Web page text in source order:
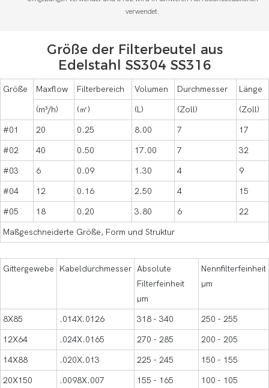
verwendet.
Größe der Filterbeutel aus
Edelstahl SS304 SS316
Größe Maxflow Filterbereich Volumen Durchmesser
Länge
(m³/h)
(㎡) (L) (Zoll)
(Zoll)
#01
20 0.25 8.00 7
17
#02
40 0.50 17.00 7
32
#03
6 0.09 1.30 4
9
#04
12 0.16 2.50 4
15
#05
18 0.20 3.80 6
22
Maßgeschneiderte Größe, Form und Struktur
Gittergewebe Kabeldurchmesser Absolute
Filterfeinheit
μm
Nennfilterfeinheit
μm
8X85 .014X.0126 318 - 340
250 - 255
12X64
.024X.0165 270 - 285
200 - 205
14X88
.020X.013 225 - 245
150 - 155
20X150
.0098X.007 155 - 165 100 - 105